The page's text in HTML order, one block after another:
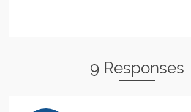
9 Responses